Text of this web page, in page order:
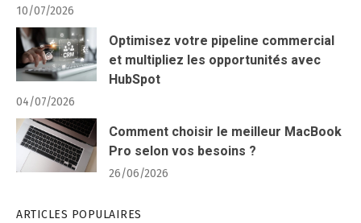
10/07/2026
Optimisez votre pipeline commercial
et multipliez les opportunités avec
HubSpot
04/07/2026
Comment choisir le meilleur MacBook
Pro selon vos besoins ?
26/06/2026
ARTICLES POPULAIRES